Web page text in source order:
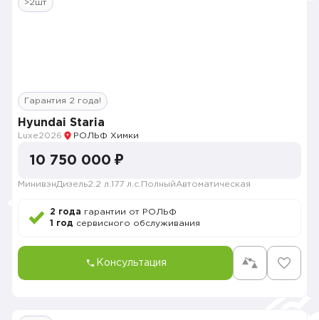
>2шт
Гарантия 2 года!
Hyundai Staria
Luxe2026 РОЛЬФ Химки
10 750 000 ₽
МинивэнДизель2.2 л. 177 л.с. ПолныйАвтоматическая
2 года гарантии от РОЛЬФ
1 год сервисного обслуживания
Консультация